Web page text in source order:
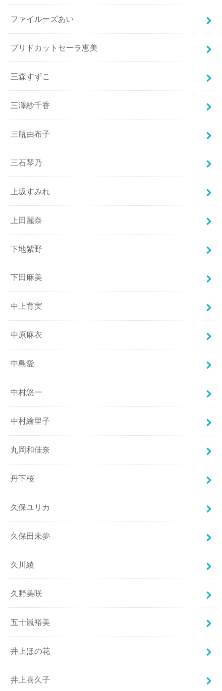
ファイルーズあい
ブリドカットセーラ恵美
三森すずこ
三澤紗千香
三瓶由布子
三石琴乃
上坂すみれ
上田麗奈
下地紫野
下田麻美
中上育実
中原麻衣
中島愛
中村悠一
中村繪里子
丸岡和佳奈
丹下桜
久保ユリカ
久保田未夢
久川綾
久野美咲
五十嵐裕美
井上ほの花
井上喜久子